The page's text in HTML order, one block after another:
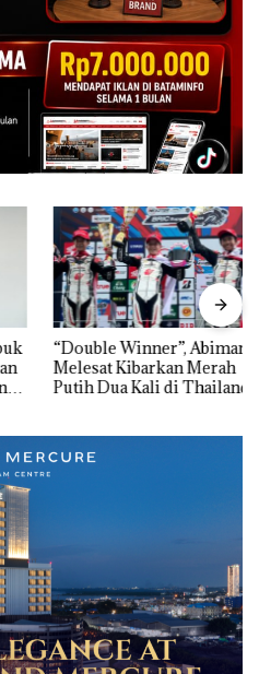
“Double Winner”, Abimanyu
Melesat Kibarkan Merah
Putih Dua Kali di Thailand